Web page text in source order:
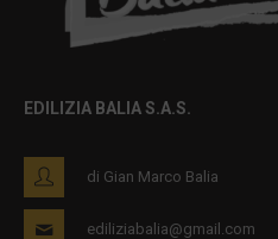
EDILIZIA BALIA S.A.S.
di Gian Marco Balia
ediliziabalia@gmail.com